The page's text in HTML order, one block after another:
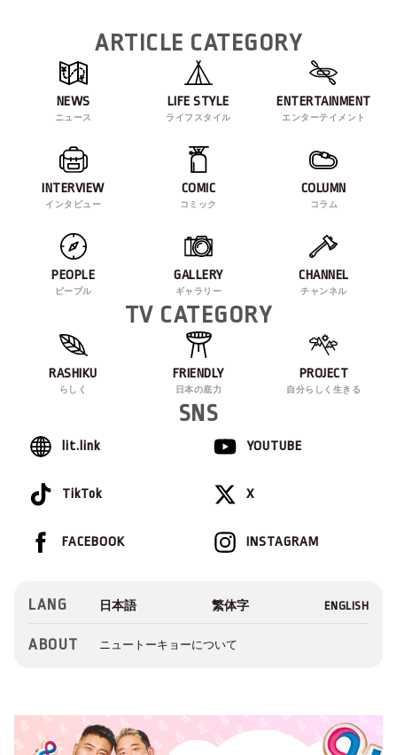
ARTICLE CATEGORY
NEWS
ニュース
LIFE STYLE
ライフスタイル
ENTERTAINMENT
エンターテイメント
INTERVIEW
インタビュー
COMIC
コミック
COLUMN
コラム
PEOPLE
ピープル
GALLERY
ギャラリー
CHANNEL
チャンネル
TV CATEGORY
RASHIKU
らしく
FRIENDLY
日本の底力
PROJECT
自分らしく生きる
SNS
lit.link YOUTUBE
TikTok X
INSTAGRAM
FACEBOOK
LANG
ABOUT ニュートーキョーについて